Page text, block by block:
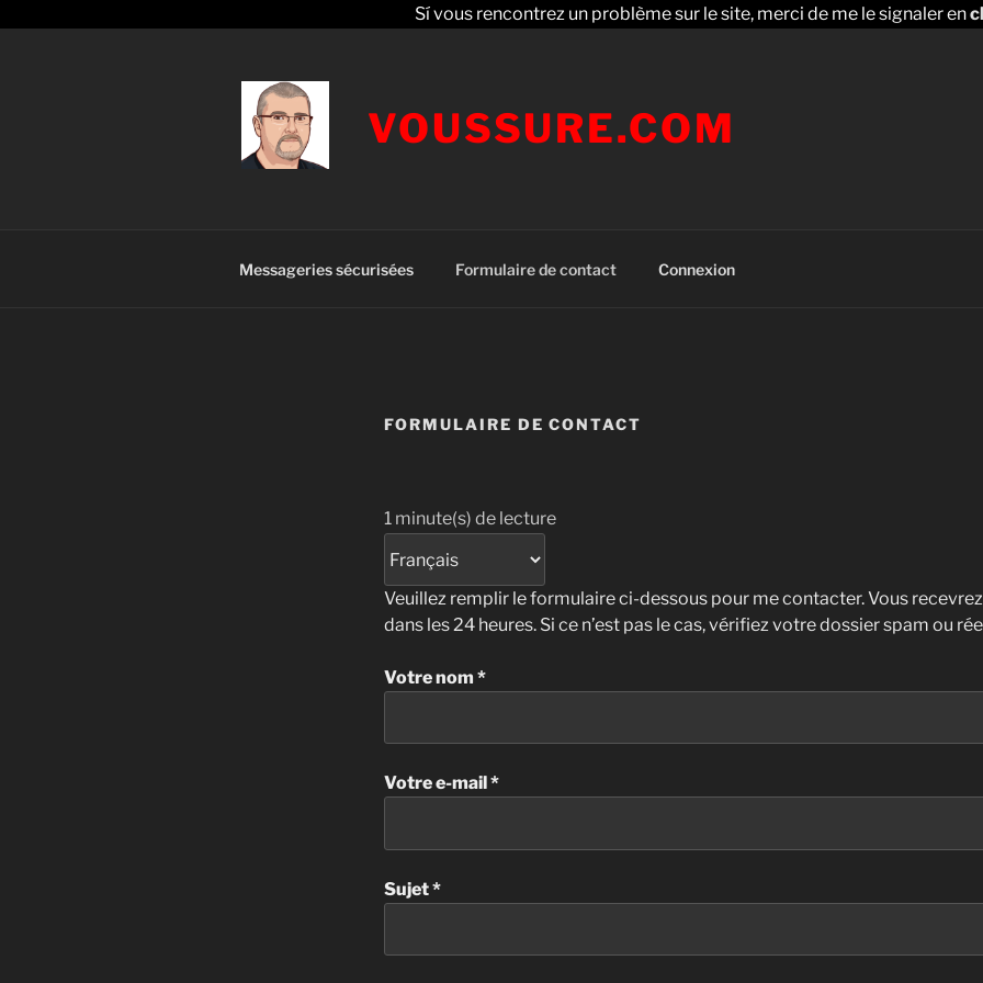
Sí vous rencontrez un problème sur le site, merci de me le signaler en
VOUSSURE.COM
Messageries sécurisées Formulaire de contact Connexion
FORMULAIRE DE CONTACT
1 minute(s) de lecture
Veuillez remplir le formulaire ci-dessous pour me contacter. Vous
dans les 24 heures. Si ce n’est pas le cas, vérifiez votre dossier spam ou
Votre nom *
Votre e-mail *
Sujet *